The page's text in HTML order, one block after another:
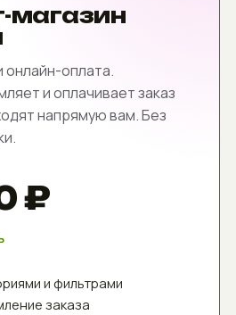
магазин
онлайн-оплата.
и оплачивает заказ
напрямую вам. Без
₽
и фильтрами
заказа